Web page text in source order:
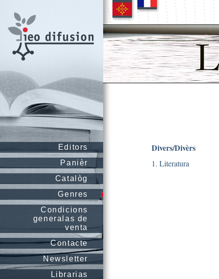
Editors
Panièr
Catalòg
Genres
Condicions
generalas de
venta
Contacte
Newsletter
Librarias
Divers/Divèrs
1. Literatura